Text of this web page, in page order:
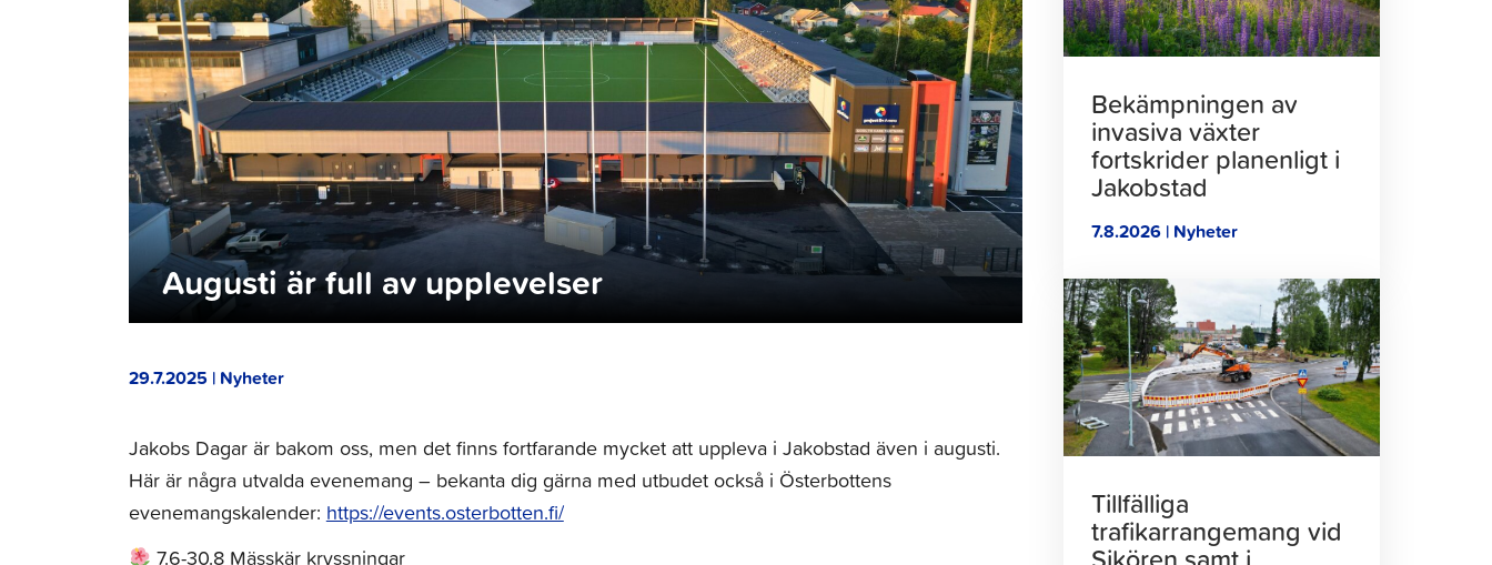
Augusti är full av upplevelser
29.7.2025 | Nyheter
Jakobs Dagar är bakom oss, men det finns fortfarande mycket att uppleva i Jakobstad även i augusti.
Här är några utvalda evenemang – bekanta dig gärna med utbudet också i Österbottens
evenemangskalender: https://events.osterbotten.fi/
7.6-30.8 Mässkär kryssningar
Bekämpningen av
invasiva växter
fortskrider planenligt i
Jakobstad
7.8.2026 | Nyheter
Klicka
för
att
läsa
artikeln
Tillfälliga
trafikarrangemang vid